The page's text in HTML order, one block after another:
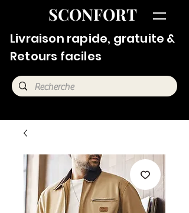
SCONFORT
Livraison rapide, gratuite &
Retours faciles